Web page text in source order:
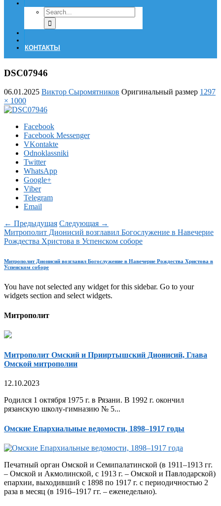
КОНТАКТЫ
DSC07946
06.01.2025 Виктор Сыромятников Оригинальный размер 1297
× 1000
Facebook
Facebook Messenger
VKontakte
Odnoklassniki
Twitter
WhatsApp
Google+
Viber
Telegram
Email
← Предыдущая Следующая →
Митрополит Дионисий возглавил Богослужение в Навечерие
Рождества Христова в Успенском соборе
Митрополит Дионисий возглавил Богослужение в Навечерие Рождества Христова в
Успенском соборе
You have not selected any widget for this sidebar. Go to your
widgets section and select widgets.
Митрополит
Митрополит Омский и Прииртышский Дионисий, Глава
Омской митрополии
12.10.2023
Родился 1 октября 1975 г. в Рязани. В 1992 г. окончил
рязанскую школу-гимназию № 5...
Омские Епархиальные ведомости, 1898–1917 годы
Печатный орган Омской и Семипалатинской (в 1911–1913 гг.
– Омской и Акмолинской, с 1913 г. – Омской и Павлодарской)
епархии, выходивший с 1898 по 1917 г. с периодичностью 2
раза в месяц (в 1916–1917 гг. – еженедельно).